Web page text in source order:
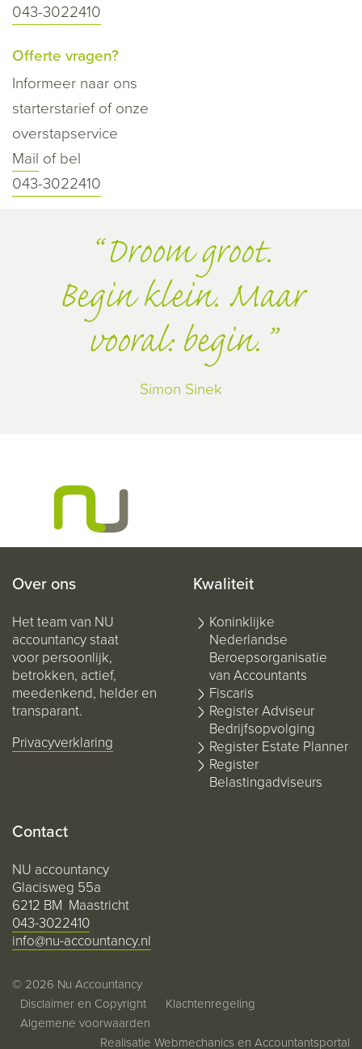
043-3022410
Offerte vragen?
Informeer naar ons
starterstarief of onze
overstapservice
Mail of bel
043-3022410
Droom groot.
Begin klein. Maar
vooral: begin.
Simon Sinek
Over ons
Het team van NU
accountancy staat
voor persoonlijk,
betrokken, actief,
meedenkend, helder en
transparant.
Privacyverklaring
Kwaliteit
Koninklijke
Nederlandse
Beroepsorganisatie
van Accountants
Fiscaris
Register Adviseur
Bedrijfsopvolging
Register Estate Planner
Register
Belastingadviseurs
Contact
NU accountancy
Glacisweg 55a
6212 BM Maastricht
043-3022410
info@nu-accountancy.nl
© 2026 Nu Accountancy
Disclaimer en Copyright
Klachtenregeling
Algemene voorwaarden
Realisatie Webmechanics en Accountantsportal